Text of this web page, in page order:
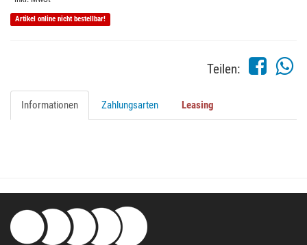
Artikel online nicht bestellbar!
Teilen:
Informationen Zahlungsarten Leasing